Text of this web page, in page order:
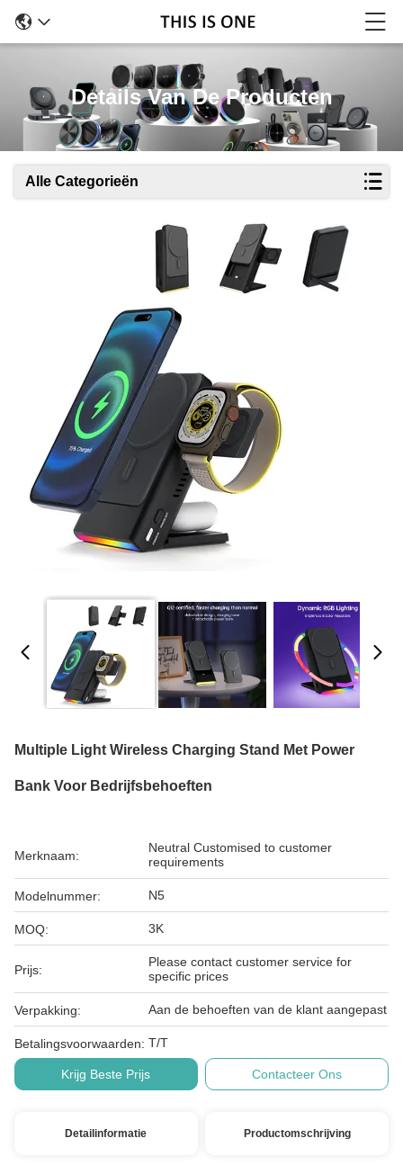
Details Van De Producten
Alle Categorieën
Multiple Light Wireless Charging Stand Met Power
Bank Voor Bedrijfsbehoeften
Merknaam:
Neutral Customised to customer
requirements
Modelnummer: N5
MOQ: 3K
Prijs:
Please contact customer service for
specific prices
Verpakking: Aan de behoeften van de klant aangepast
Betalingsvoorwaarden: T/T
Krijg Beste Prijs Contacteer Ons
Detailinformatie Productomschrijving